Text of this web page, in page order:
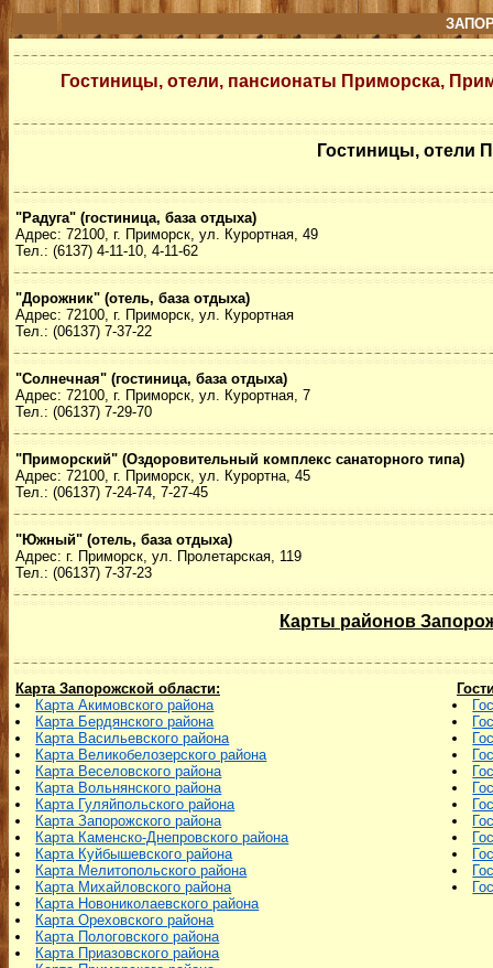
Гостиницы, отели, пансионаты Приморска,
Гостиницы, отели
"Радуга" (гостиница, база отдыха)
Адрес: 72100, г. Приморск, ул. Курортная, 49
Тел.: (6137) 4-11-10, 4-11-62
"Дорожник" (отель, база отдыха)
Адрес: 72100, г. Приморск, ул. Курортная
Тел.: (06137) 7-37-22
"Солнечная" (гостиница, база отдыха)
Адрес: 72100, г. Приморск, ул. Курортная, 7
Тел.: (06137) 7-29-70
"Приморский" (Оздоровительный комплекс санаторного типа)
Адрес: 72100, г. Приморск, ул. Курортна, 45
Тел.: (06137) 7-24-74, 7-27-45
"Южный" (отель, база отдыха)
Адрес: г. Приморск, ул. Пролетарская, 119
Тел.: (06137) 7-37-23
Карты районов
Карта Запорожской области:
Карта Акимовского района
Карта Бердянского района
Карта Васильевского района
Карта Великобелозерского района
Карта Веселовского района
Карта Вольнянского района
Карта Гуляйпольского района
Карта Запорожского района
Карта Каменско-Днепровского района
Карта Куйбышевского района
Карта Мелитопольского района
Карта Михайловского района
Карта Новониколаевского района
Карта Ореховского района
Карта Пологовского района
Карта Приазовского района